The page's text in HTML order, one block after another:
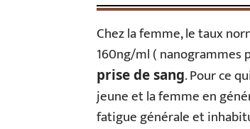
Chez la femme, le taux
160ng/ml ( nanogrammes
prise de sang. Pour ce
jeune et la femme en
fatigue générale et